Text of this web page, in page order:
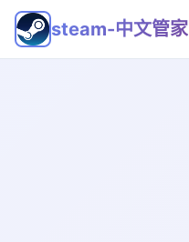
steam-中文管家